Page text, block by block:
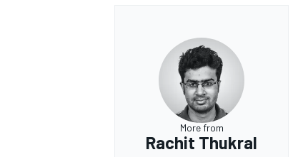
More from
Rachit Thukral